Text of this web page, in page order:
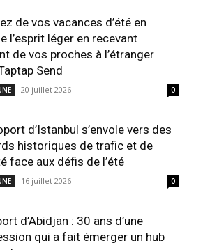
de vos vacances d’été en
l’esprit léger en recevant
de vos proches à l’étranger
Send
20 juillet 2026 0
d’Istanbul s’envole vers des
historiques de trafic et de
face aux défis de l’été
16 juillet 2026 0
d’Abidjan : 30 ans d’une
qui a fait émerger un hub